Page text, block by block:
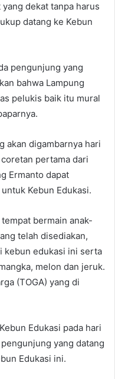
dekat tanpa harus
datang ke Kebun
pengunjung yang
bahwa Lampung
pelukis baik itu mural
akan digambarnya hari
pertama dari
Ermanto dapat
Kebun Edukasi.
bermain anak-
telah disediakan,
kebun edukasi ini serta
melon dan jeruk.
(TOGA) yang di
Edukasi pada hari
yang datang
Edukasi ini.